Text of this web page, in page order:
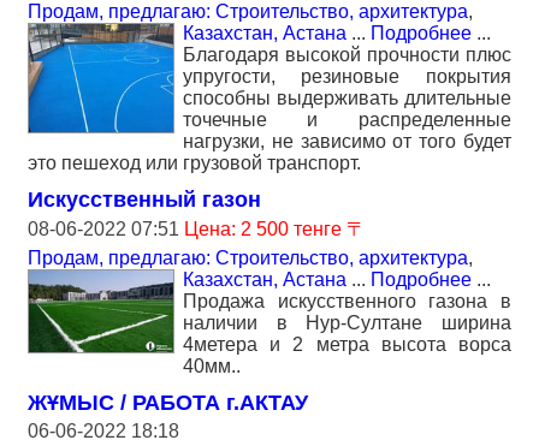
Продам, предлагаю: Строительство, архитектура,
Казахстан, Астана ... Подробнее ...
Благодаря высокой прочности плюс
упругости, резиновые покрытия
способны выдерживать длительные
точечные и распределенные
нагрузки, не зависимо от того будет
это пешеход или грузовой транспорт.
Искусственный газон
08-06-2022 07:51 Цена: 2 500 тенге 〒
Продам, предлагаю: Строительство, архитектура,
Казахстан, Астана ... Подробнее ...
Продажа искусственного газона в
наличии в Нур-Султане ширина
4метера и 2 метра высота ворса
40мм..
ЖҰМЫС / РАБОТА г.АКТАУ
06-06-2022 18:18